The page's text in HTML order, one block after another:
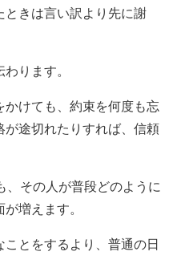
きは言い訳より先に謝
ります。
けても、約束を何度も忘
途切れたりすれば、信頼
その人が普段どのように
増えます。
とをするより、普通の日